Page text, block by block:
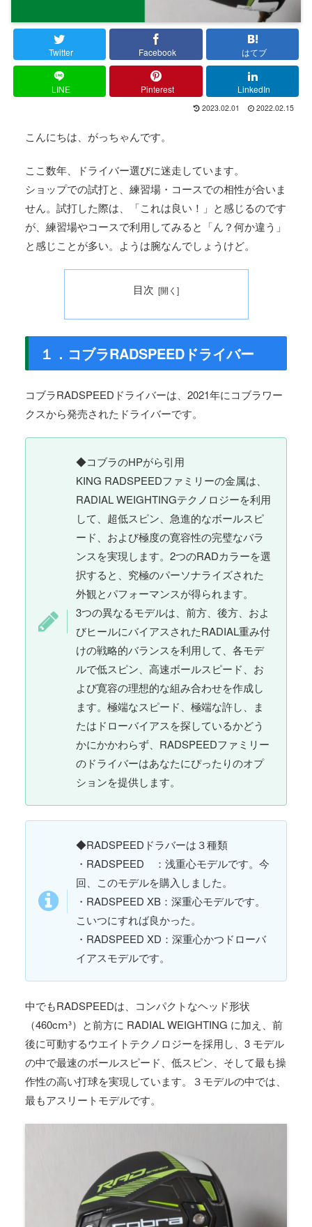
Twitter Facebook はてブ
LINE Pinterest LinkedIn
2023.02.01 2022.02.15
こんにちは、がっちゃんです。
ここ数年、ドライバー選びに迷走しています。
ショップでの試打と、練習場・コースでの相性が合いま
せん。試打した際は、「これは良い！」と感じるのです
が、練習場やコースで利用してみると「ん？何か違う」
と感じことが多い。ようは腕なんでしょうけど。
目次
１．コブラRADSPEEDドライバー
コブラRADSPEEDドライバーは、2021年にコブラワー
クスから発売されたドライバーです。
◆コブラのHPがら引用
KING RADSPEEDファミリーの金属は、
RADIAL WEIGHTINGテクノロジーを利用
して、超低スピン、急進的なボールスピ
ード、および極度の寛容性の完璧なバラ
ンスを実現します。2つのRADカラーを選
択すると、究極のパーソナライズされた
外観とパフォーマンスが得られます。
3つの異なるモデルは、前方、後方、およ
びヒールにバイアスされたRADIAL重み付
けの戦略的バランスを利用して、各モデ
ルで低スピン、高速ボールスピード、お
よび寛容の理想的な組み合わせを作成し
ます。極端なスピード、極端な許し、ま
たはドローバイアスを探しているかどう
かにかかわらず、RADSPEEDファミリー
のドライバーはあなたにぴったりのオプ
ションを提供します。
◆RADSPEEDドラバーは３種類
・RADSPEED ：浅重心モデルです。今
回、このモデルを購入しました。
・RADSPEED XB：深重心モデルです。
こいつにすれば良かった。
・RADSPEED XD：深重心かつドローバ
イアスモデルです。
中でもRADSPEEDは、コンパクトなヘッド形状
（460cⅿ³）と前方に RADIAL WEIGHTING に加え、前
後に可動するウエイトテクノロジーを採用し、3 モデル
の中で最速のボールスピード、低スピン、そして最も操
作性の高い打球を実現しています。３モデルの中では、
最もアスリートモデルです。